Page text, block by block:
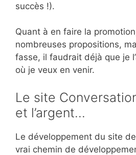
succès !).
Quant à en faire la
nombreuses propositions,
fasse, il faudrait déjà que je
où je veux en venir.
Le site
et l’argent…
Le développement du site
vrai chemin de